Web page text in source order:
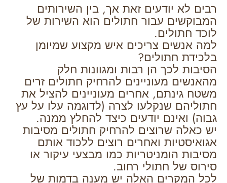
רבים לא יודעים זאת אך, בין השירותים
המבוקשים עבור חתולים הוא השירות של
לוכד חתולים.
למה אנשים צריכים איש מקצוע שמיומן
בלכידת חתולים?
הסיבות לכך הן רבות ומגוונות חלק
מהאנשים מעוניינים להרחיק חתולים זרים
משטח גינתם, אחרים מעוניינים להציל את
חתוליהם שנקלעו לצרה (לדוגמה עלו על עץ
גבוה) ואינם יודעים כיצד להחלץ ממנה.
יש כאלה שרוצים להרחיק חתולים מסיבות
אגואיסטיות ואחרים רוצים ללכוד אותם
מסיבות הומניטריות כמו מבצעי עיקור או
סירוס של חתולי רחוב.
לכל המקרים האלה יש מענה בדמות של